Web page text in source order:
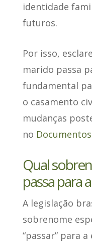
identidade
futuros.
Por isso,
marido passa
fundamental
o casamento
mudanças
no Documentos
Qual
passa para
A legislação
sobrenome
“passar” para a